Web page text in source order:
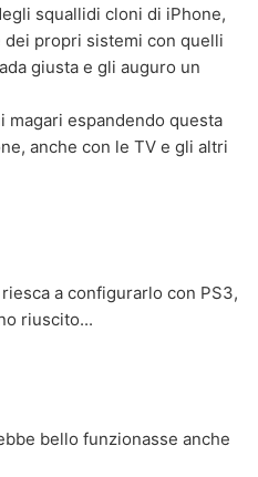
squallidi cloni di iPhone,
propri sistemi con quelli
giusta e gli auguro un
magari espandendo questa
anche con le TV e gli altri
a configurarlo con PS3,
riuscito...
bello funzionasse anche